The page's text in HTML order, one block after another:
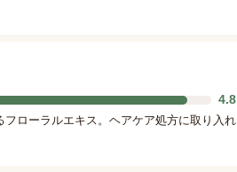
4.8
ローラルエキス。ヘアケア処方に取り入れ